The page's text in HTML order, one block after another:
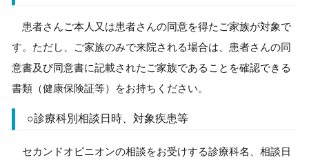
患者さんご本人又は患者さんの同意を得たご家族が対象で
す。ただし、ご家族のみで来院される場合は、患者さんの同
意書及び同意書に記載されたご家族であることを確認できる
書類（健康保険証等）をお持ちください。
○診療科別相談日時、対象疾患等
セカンドオピニオンの相談をお受けする診療科名、相談日